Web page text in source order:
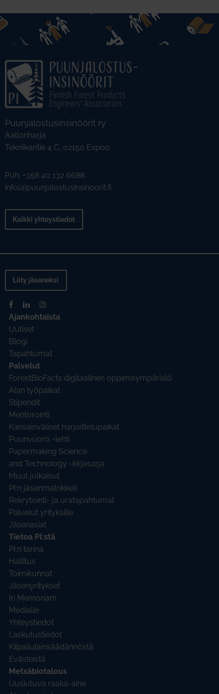
Puunjalostusinsinöörit ry
Aallonharja
Tekniikantie 4 C, 02150 Espoo
Puh. +358 40 132 6688
info(a)puunjalostusinsinoorit.fi
Kaikki yhteystiedot
Liity jäseneksi
Ajankohtaista
Uutiset
Blogi
Tapahtumat
Palvelut
ForestBioFacts digitaalinen oppimisympäristö
Alan työpaikat
Stipendit
Mentorointi
Kansainväliset harjoittelupaikat
Puunvuoro -lehti
Papermaking Science
and Technology -kirjasarja
Muut julkaisut
PI:n jäsenmatrikkeli
Rekrytointi- ja uratapahtumat
Palvelut yrityksille
Jäsenasiat
Tietoa PI:stä
PI:n tarina
Hallitus
Toimikunnat
Jäsenyritykset
In Memoriam
Medialle
Yhteystiedot
Laskutustiedot
Kilpailulainsäädännöstä
Evästeistä
Metsäbiotalous
Uusiutuva raaka-aine